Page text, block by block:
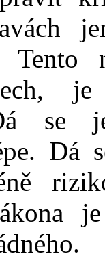
se
Dá